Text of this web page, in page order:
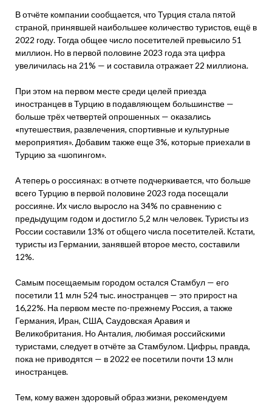
В отчёте компании сообщается, что Турция стала пятой
страной, принявшей наибольшее количество туристов, ещё в
2022 году. Тогда общее число посетителей превысило 51
миллион. Но в первой половине 2023 года эта цифра
увеличилась на 21% — и составила отражает 22 миллиона.
При этом на первом месте среди целей приезда
иностранцев в Турцию в подавляющем большинстве —
больше трёх четвертей опрошенных — оказались
«путешествия, развлечения, спортивные и культурные
мероприятия». Добавим также еще 3%, которые приехали в
Турцию за «шопингом».
А теперь о россиянах: в отчете подчеркивается, что больше
всего Турцию в первой половине 2023 года посещали
россияне. Их число выросло на 34% по сравнению с
предыдущим годом и достигло 5,2 млн человек. Туристы из
России составили 13% от общего числа посетителей. Кстати,
туристы из Германии, занявшей второе место, составили
12%.
Самым посещаемым городом остался Стамбул — его
посетили 11 млн 524 тыс. иностранцев — это прирост на
16,22%. На первом месте по-прежнему Россия, а также
Германия, Иран, США, Саудовская Аравия и
Великобритания. Но Анталия, любимая российскими
туристами, следует в отчёте за Стамбулом. Цифры, правда,
пока не приводятся — в 2022 ее посетили почти 13 млн
иностранцев.
Тем, кому важен здоровый образ жизни, рекомендуем